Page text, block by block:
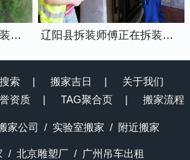
辽阳县吊装师傅正在吊装物品上楼 辽阳县拆装师傅正在拆装家具
索 搬家吉日
关于我们
资质 TAG聚合页 搬家流程
家公司 实验室搬家 附近搬家
北京雕塑厂 广州吊车出租